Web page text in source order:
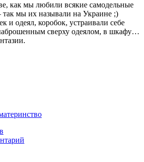
как мы любили всякие самодельные
так мы их называли на Украине ;)
и одеял, коробок, устраивали себе
сверху одеялом, в шкафу…